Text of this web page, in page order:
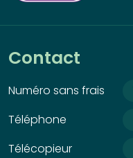
Contact
Numéro sans frais
Téléphone
Télécopieur